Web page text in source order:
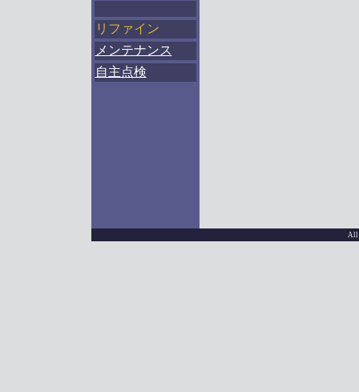
リファイン
メンテナンス
自主点検
All